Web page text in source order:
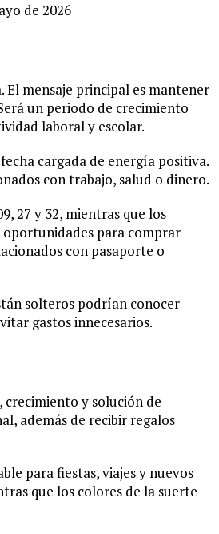
de 2026
El mensaje principal es mantener
un periodo de crecimiento
laboral y escolar.
cargada de energía positiva.
con trabajo, salud o dinero.
27 y 32, mientras que los
oportunidades para comprar
con pasaporte o
solteros podrían conocer
gastos innecesarios.
y solución de
además de recibir regalos
para fiestas, viajes y nuevos
que los colores de la suerte